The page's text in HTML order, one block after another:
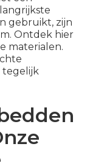
gebruikt, zijn
Ontdek hier
materialen.
tegelijk